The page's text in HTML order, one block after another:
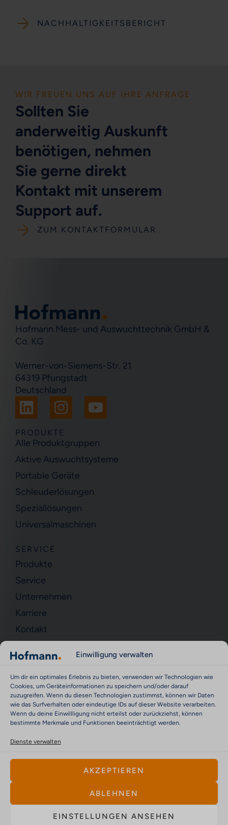
Einwilligung verwalten
Um dir ein optimales Erlebnis zu bieten, verwenden wir Technologien wie
Cookies, um Geräteinformationen zu speichern und/oder darauf
zuzugreifen. Wenn du diesen Technologien zustimmst, können wir Daten
wie das Surfverhalten oder eindeutige IDs auf dieser Website verarbeiten.
Wenn du deine Einwillligung nicht erteilst oder zurückziehst, können
bestimmte Merkmale und Funktionen beeinträchtigt werden.
Dienste verwalten
AKZEPTIEREN
ABLEHNEN
EINSTELLUNGEN ANSEHEN
NACHHALTIGKEITSBERICHT
WIR FREUEN UNS AUF IHRE ANFRAGE
Sollten Sie
anderweitig Auskunft
benötigen, nehmen
Sie gerne direkt
Kontakt mit unserem
Support auf.
ZUM KONTAKTFORMULAR
Hofmann Mess- und Auswuchttechnik GmbH &
Co. KG
Werner-von-Siemens-Str. 21
64319 Pfungstadt
Deutschland
L
i
n
k
e
d
i
n
I
n
s
t
a
g
r
a
m
Y
o
t
u
PRODUKTE
Alle Produktgruppen
Aktive Auswuchtsysteme
Portable Geräte
Schleuderlösungen
Speziallösungen
Universalmaschinen
SERVICE
Produkte
Service
Unternehmen
Karriere
Kontakt
KONTAKT
Impressum
Datenschutz
Cookie-Richtlinie (EU)
© Hofmann Mess- und Auswuchttechnik GmbH